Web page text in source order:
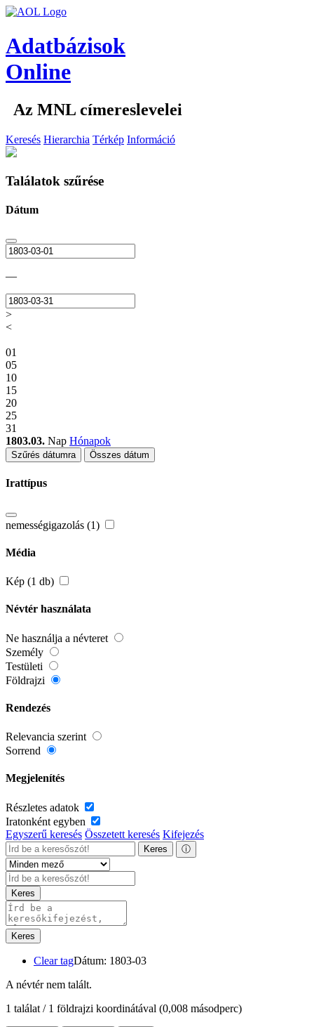
Adatbázisok
Online
Az MNL címereslevelei
Keresés Hierarchia Térkép Információ
Találatok szűrése
Dátum
—
>
<
01
05
10
15
20
25
31
1803.03. Nap Hónapok
Szűrés dátumra Összes dátum
Irattípus
nemességigazolás (1)
Média
Kép (1 db)
Névtér használata
Ne használja a névteret
Személy
Testületi
Földrajzi
Rendezés
Relevancia szerint
Sorrend
Megjelenítés
Részletes adatok
Iratonként egyben
Egyszerű keresés Összetett keresés Kifejezés
Keres ⓘ
Keres
Keres
Clear tagDátum: 1803-03
A névtér nem talált.
1 találat / 1 földrajzi koordinátával (0,008 másodperc)